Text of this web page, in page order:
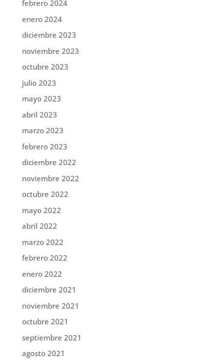
febrero 2024
enero 2024
diciembre 2023
noviembre 2023
octubre 2023
julio 2023
mayo 2023
abril 2023
marzo 2023
febrero 2023
diciembre 2022
noviembre 2022
octubre 2022
mayo 2022
abril 2022
marzo 2022
febrero 2022
enero 2022
diciembre 2021
noviembre 2021
octubre 2021
septiembre 2021
agosto 2021